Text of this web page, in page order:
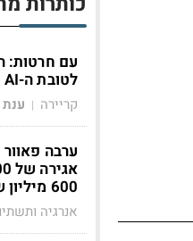
עם חרטות:
לטובת ה-AI קוראים להם לחזור
קריירה |
ערבה
600 מיליון שקל
אנרגיה